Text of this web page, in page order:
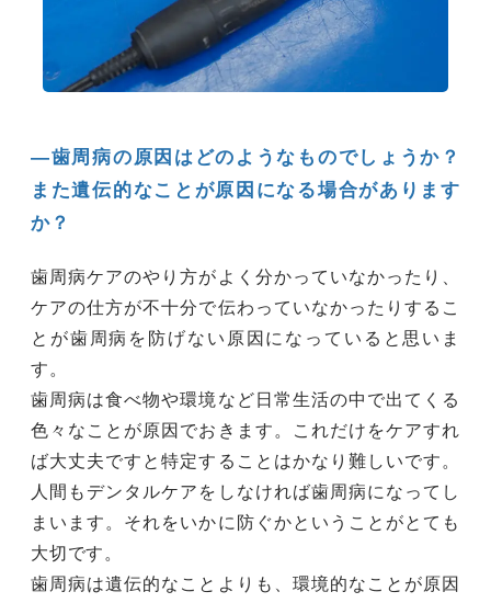
―歯周病の原因はどのようなものでしょうか？
また遺伝的なことが原因になる場合があります
か？
歯周病ケアのやり方がよく分かっていなかったり、
ケアの仕方が不十分で伝わっていなかったりするこ
とが歯周病を防げない原因になっていると思いま
す。
歯周病は食べ物や環境など日常生活の中で出てくる
色々なことが原因でおきます。これだけをケアすれ
ば大丈夫ですと特定することはかなり難しいです。
人間もデンタルケアをしなければ歯周病になってし
まいます。それをいかに防ぐかということがとても
大切です。
歯周病は遺伝的なことよりも、環境的なことが原因